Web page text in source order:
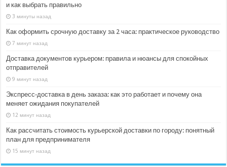
и как выбрать правильно
3 минуты назад
Как оформить срочную доставку за 2 часа: практическое руководство
7 минут назад
Доставка документов курьером: правила и нюансы для спокойных
отправителей
9 минут назад
Экспресс‑доставка в день заказа: как это работает и почему она
меняет ожидания покупателей
12 минут назад
Как рассчитать стоимость курьерской доставки по городу: понятный
план для предпринимателя
15 минут назад